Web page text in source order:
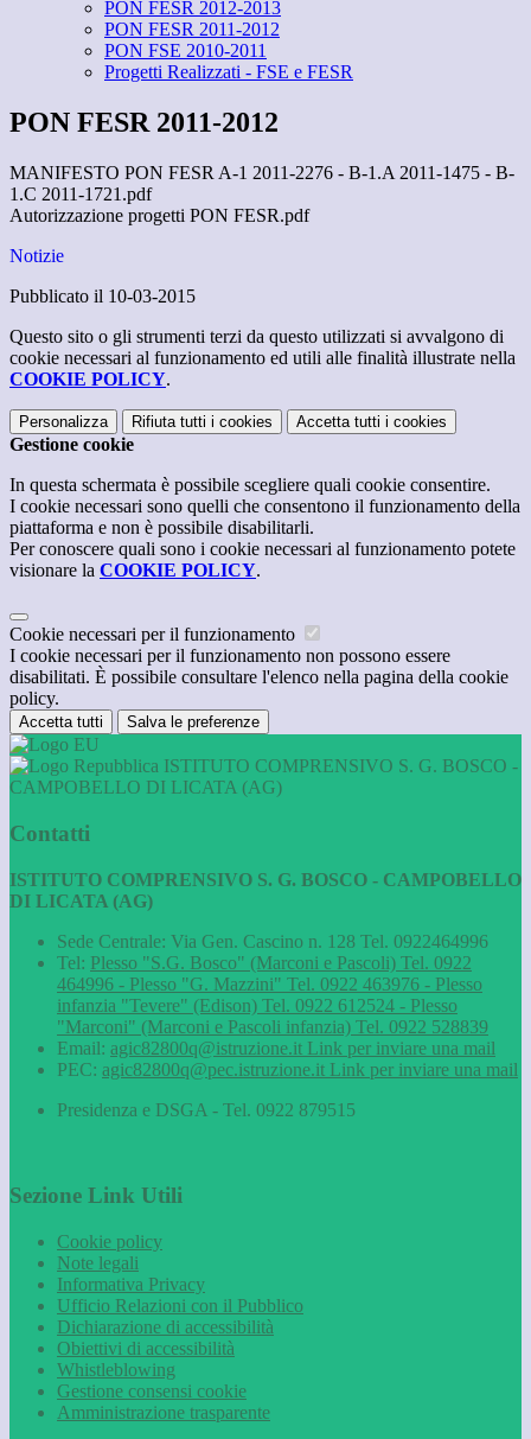
PON FESR 2012-2013
PON FESR 2011-2012
PON FSE 2010-2011
Progetti Realizzati - FSE e FESR
PON FESR 2011-2012
MANIFESTO PON FESR A-1 2011-2276 - B-1.A 2011-1475 - B-
1.C 2011-1721.pdf
Autorizzazione progetti PON FESR.pdf
Notizie
Pubblicato il 10-03-2015
Questo sito o gli strumenti terzi da questo utilizzati si avvalgono di
cookie necessari al funzionamento ed utili alle finalità illustrate nella
COOKIE POLICY.
Personalizza Rifiuta tutti i cookies Accetta tutti i cookies
Gestione cookie
In questa schermata è possibile scegliere quali cookie consentire.
I cookie necessari sono quelli che consentono il funzionamento della
piattaforma e non è possibile disabilitarli.
Per conoscere quali sono i cookie necessari al funzionamento potete
visionare la COOKIE POLICY.
Cookie necessari per il funzionamento
I cookie necessari per il funzionamento non possono essere
disabilitati. È possibile consultare l'elenco nella pagina della cookie
policy.
Accetta tutti Salva le preferenze
ISTITUTO COMPRENSIVO S. G. BOSCO -
CAMPOBELLO DI LICATA (AG)
Contatti
ISTITUTO COMPRENSIVO S. G. BOSCO - CAMPOBELLO
DI LICATA (AG)
Sede Centrale: Via Gen. Cascino n. 128 Tel. 0922464996
Tel: Plesso "S.G. Bosco" (Marconi e Pascoli) Tel. 0922
464996 - Plesso "G. Mazzini" Tel. 0922 463976 - Plesso
infanzia "Tevere" (Edison) Tel. 0922 612524 - Plesso
"Marconi" (Marconi e Pascoli infanzia) Tel. 0922 528839
Email: agic82800q@istruzione.it Link per inviare una mail
PEC: agic82800q@pec.istruzione.it Link per inviare una mail
Presidenza e DSGA - Tel. 0922 879515
Sezione Link Utili
Cookie policy
Note legali
Informativa Privacy
Ufficio Relazioni con il Pubblico
Dichiarazione di accessibilità
Obiettivi di accessibilità
Whistleblowing
Gestione consensi cookie
Amministrazione trasparente